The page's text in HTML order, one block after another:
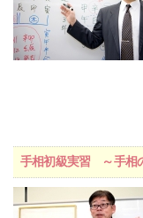
手相初級実習 ～手相